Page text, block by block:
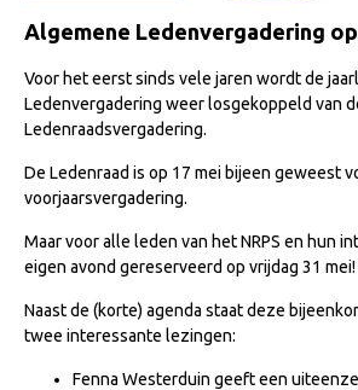
Animal Health Regulation
Gids voor Goede Praktijken
Marktplaats
Veel gestelde vragen
Webshop
Evenementen
NRPS Select Sale
Algemene Ledenvergadering op
Voor het eerst sinds vele jaren wordt de
Ledenvergadering weer losgekoppeld van
Ledenraadsvergadering.
De Ledenraad is op 17 mei bijeen geweest
voorjaarsvergadering.
Maar voor alle leden van het NRPS en hun
eigen avond gereserveerd op vrijdag 31 mei!
Naast de (korte) agenda staat deze
twee interessante lezingen:
Fenna Westerduin geeft een